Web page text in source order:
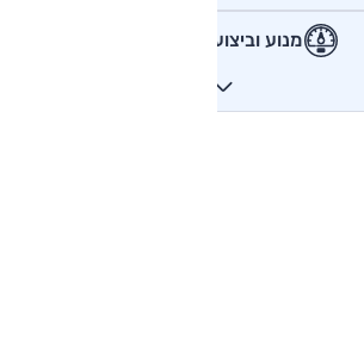
מנוע וביצועים